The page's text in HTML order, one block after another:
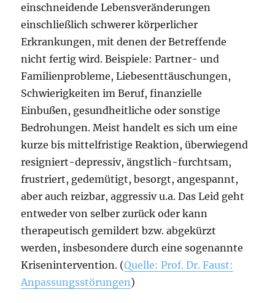
einschneidende Lebensveränderungen
einschließlich schwerer körperlicher
Erkrankungen, mit denen der Betreffende
nicht fertig wird. Beispiele: Partner- und
Familienprobleme, Liebesenttäuschungen,
Schwierigkeiten im Beruf, finanzielle
Einbußen, gesundheitliche oder sonstige
Bedrohungen. Meist handelt es sich um eine
kurze bis mittelfristige Reaktion, überwiegend
resigniert-depressiv, ängstlich-furchtsam,
frustriert, gedemütigt, besorgt, angespannt,
aber auch reizbar, aggressiv u.a. Das Leid geht
entweder von selber zurück oder kann
therapeutisch gemildert bzw. abgekürzt
werden, insbesondere durch eine sogenannte
Krisenintervention. (Quelle: Prof. Dr. Faust:
Anpassungsstörungen)